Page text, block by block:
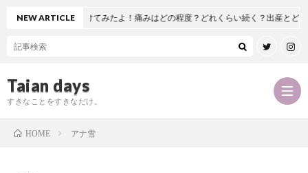
Taian days
すきなことをすきなだけ。
NEW ARTICLE
節置換術を受けてみたよ！痛みはどの程度？どれくらい続く？出産とどっちが痛
HOME アナ雪